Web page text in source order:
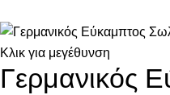
Κλικ για μεγέθυνση
Γερμανικός